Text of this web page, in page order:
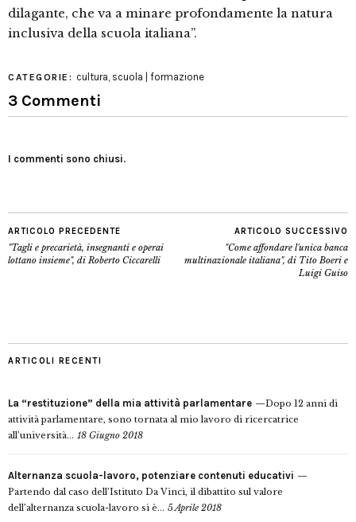
dilagante, che va a minare profondamente la natura
inclusiva della scuola italiana”.
CATEGORIE: cultura, scuola | formazione
3 Commenti
I commenti sono chiusi.
ARTICOLO PRECEDENTE
"Tagli e precarietà, insegnanti e operai
lottano insieme", di Roberto Ciccarelli
ARTICOLO SUCCESSIVO
"Come affondare l'unica banca
multinazionale italiana", di Tito Boeri e
Luigi Guiso
ARTICOLI RECENTI
La “restituzione” della mia attività parlamentare
Dopo 12 anni di
attività parlamentare, sono tornata al mio lavoro di ricercatrice
all’università... 18 Giugno 2018
Alternanza scuola-lavoro, potenziare contenuti educativi
Partendo dal caso dell’Istituto Da Vinci, il dibattito sul valore
dell’alternanza scuola-lavoro si è... 5 Aprile 2018